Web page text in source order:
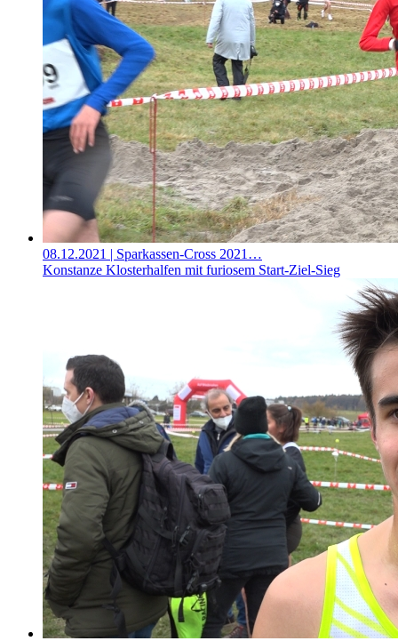
08.12.2021 | Sparkassen-Cross 2021…
Konstanze Klosterhalfen mit furiosem Start-Ziel-Sieg